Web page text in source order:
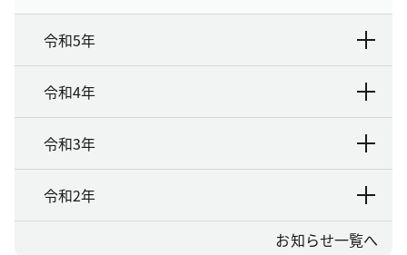
令和5年
令和4年
令和3年
令和2年
お知らせ一覧へ